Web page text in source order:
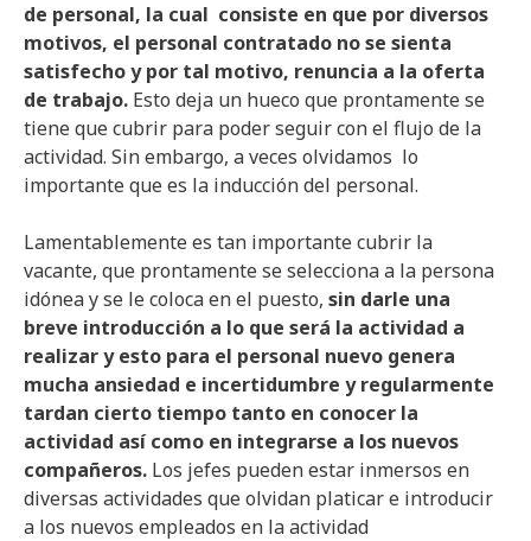
de personal, la cual consiste en que por diversos
motivos, el personal contratado no se sienta
satisfecho y por tal motivo, renuncia a la oferta
de trabajo. Esto deja un hueco que prontamente se
tiene que cubrir para poder seguir con el flujo de la
actividad. Sin embargo, a veces olvidamos lo
importante que es la inducción del personal.
Lamentablemente es tan importante cubrir la
vacante, que prontamente se selecciona a la persona
idónea y se le coloca en el puesto, sin darle una
breve introducción a lo que será la actividad a
realizar y esto para el personal nuevo genera
mucha ansiedad e incertidumbre y regularmente
tardan cierto tiempo tanto en conocer la
actividad así como en integrarse a los nuevos
compañeros. Los jefes pueden estar inmersos en
diversas actividades que olvidan platicar e introducir
a los nuevos empleados en la actividad